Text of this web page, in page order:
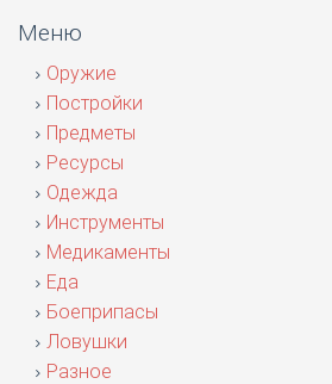
Меню
Оружие
Постройки
Предметы
Ресурсы
Одежда
Инструменты
Медикаменты
Еда
Боеприпасы
Ловушки
Разное